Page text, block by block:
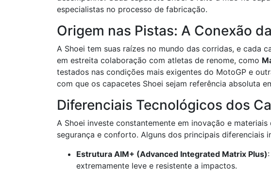
especialistas no processo de fabricação.
Origem nas Pistas: A Conexão
A Shoei tem suas raízes no mundo das corridas, e cada
em estreita colaboração com atletas de renome, como
testados nas condições mais exigentes do MotoGP e
com que os capacetes Shoei sejam referência absoluta
Diferenciais Tecnológicos dos
A Shoei investe constantemente em inovação e
segurança e conforto. Alguns dos principais diferenciais
Estrutura AIM+ (Advanced Integrated Matrix Plus)
extremamente leve e resistente a impactos.